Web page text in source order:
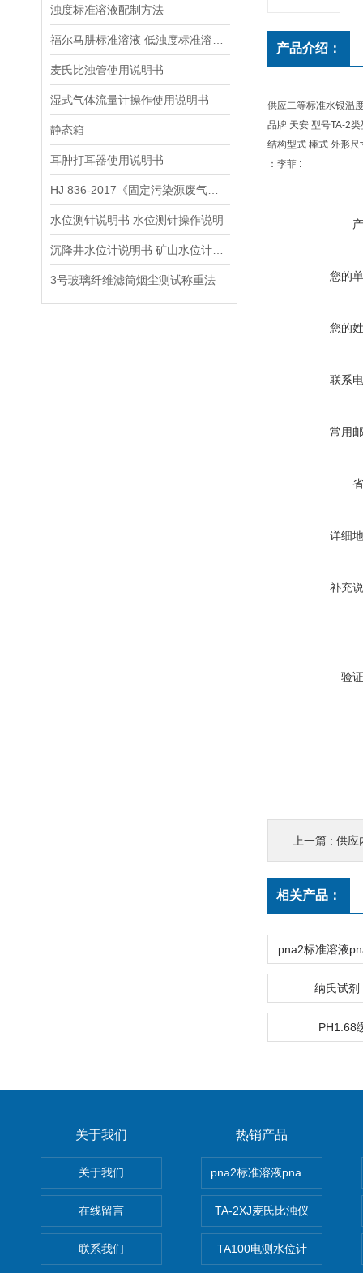
浊度标准溶液配制方法
麦氏比浊管使用说明书
湿式气体流量计操作使用说明书
静态箱
耳肿打耳器使用说明书
水位测针说明书 水位测针操作说明
3号玻璃纤维滤筒烟尘测试称重法
产品介绍：
供应二等标准水银温
品牌 天安 型号TA-2
结构型式 棒式 外形
：李菲 :
您的
您的
联系
常用
详细
补充
验
上一篇 : 供应
相关产品：
纳氏试剂
PH1.68
关于我们
关于我们
在线留言
联系我们
热销产品
pna2标准溶液pna3 pna4
TA-2XJ麦氏比浊仪
TA100电测水位计